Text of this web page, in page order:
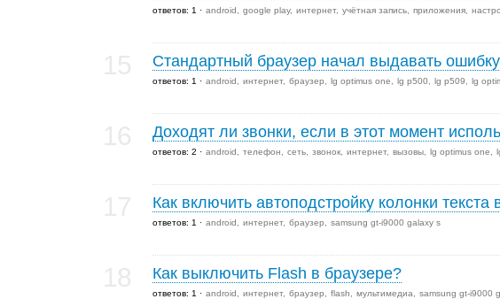
ответов: 1 android google play интернет учётная запись приложения
Стандартный браузер начал выдавать
ответов: 1 android интернет браузер lg optimus one lg p500 lg p509 lg
Доходят ли звонки, если в этот момент
ответов: 2 android телефон сеть звонок интернет вызовы lg optimus one
Как включить автоподстройку колонки текста
ответов: 1 android интернет браузер samsung gt-i9000 galaxy s
Как выключить Flash в браузере?
ответов: 1 android интернет браузер flash мультимедиа samsung gt-i9000